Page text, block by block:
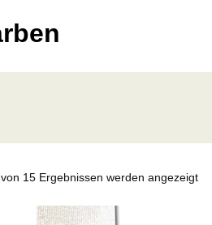
15 Ergebnissen werden angezeigt